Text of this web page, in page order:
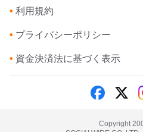
• 利用規約
• プライバシーポリシー
• 資金決済法に基づく表示
Copyright